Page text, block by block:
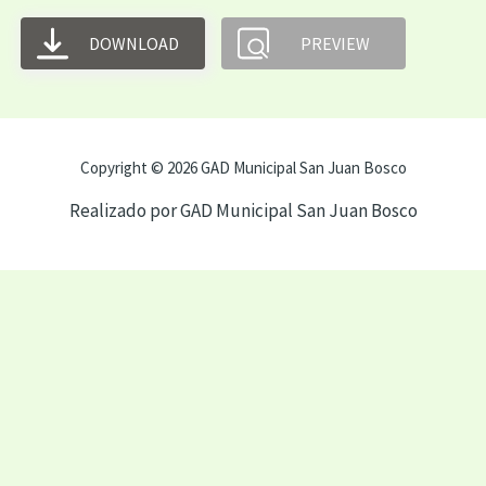
DOWNLOAD PREVIEW
Copyright © 2026 GAD Municipal San Juan Bosco
Realizado por GAD Municipal San Juan Bosco